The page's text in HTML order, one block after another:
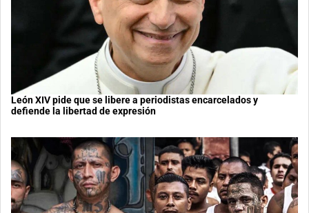
León XIV pide que se libere a periodistas encarcelados y
defiende la libertad de expresión